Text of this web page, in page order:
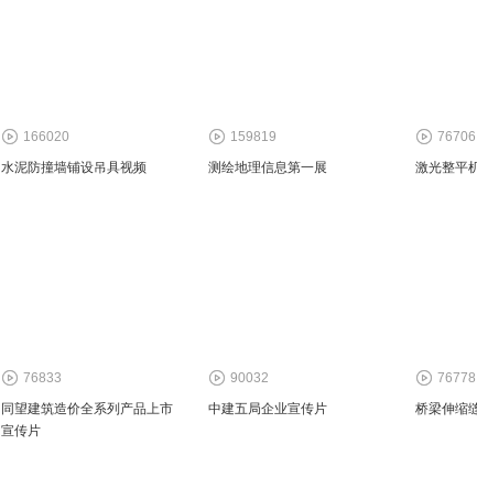
166020
水泥防撞墙铺设吊具视频
159819
测绘地理信息第一展
76706
激光整平
76833
同望建筑造价全系列产品上市
宣传片
90032
中建五局企业宣传片
76778
桥梁伸缩